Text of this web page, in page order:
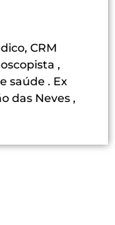
CRM
,
saúde . Ex
das Neves ,